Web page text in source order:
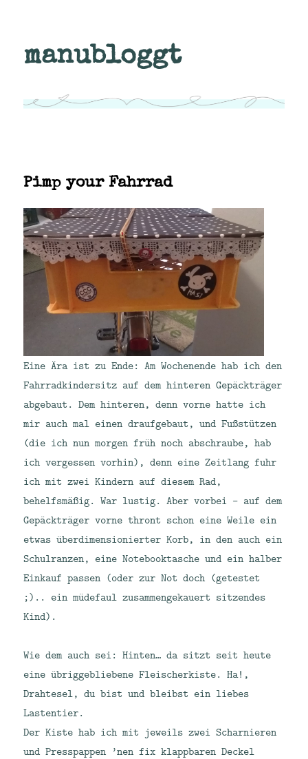
manubloggt
Pimp your Fahrrad
Eine Ära ist zu Ende: Am Wochenende hab ich den
Fahrradkindersitz auf dem hinteren Gepäckträger
abgebaut. Dem hinteren, denn vorne hatte ich
mir auch mal einen draufgebaut, und Fußstützen
(die ich nun morgen früh noch abschraube, hab
ich vergessen vorhin), denn eine Zeitlang fuhr
ich mit zwei Kindern auf diesem Rad,
behelfsmäßig. War lustig. Aber vorbei – auf dem
Gepäckträger vorne thront schon eine Weile ein
etwas überdimensionierter Korb, in den auch ein
Schulranzen, eine Notebooktasche und ein halber
Einkauf passen (oder zur Not doch (getestet
;).. ein müdefaul zusammengekauert sitzendes
Kind).
Wie dem auch sei: Hinten… da sitzt seit heute
eine übriggebliebene Fleischerkiste. Ha!,
Drahtesel, du bist und bleibst ein liebes
Lastentier.
Der Kiste hab ich mit jeweils zwei Scharnieren
und Presspappen ’nen fix klappbaren Deckel